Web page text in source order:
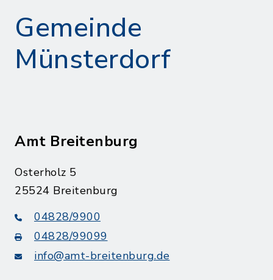
Gemeinde
Münsterdorf
Amt Breitenburg
Osterholz 5
25524 Breitenburg
04828/9900
04828/99099
info@amt-breitenburg.de